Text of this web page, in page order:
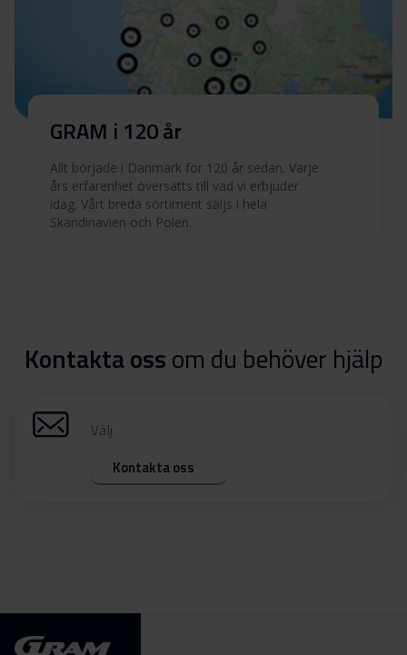
GRAM i 120 år
Allt började i Danmark för 120 år sedan. Varje
års erfarenhet översätts till vad vi erbjuder
idag. Vårt breda sortiment säljs i hela
Skandinavien och Polen.
Kontakta ossom du behöver hjälp
Välj
Kontakta oss